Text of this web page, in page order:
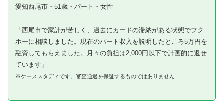
愛知西尾市・51歳・パート・女性
「西尾市で家計が苦しく、過去にカードの滞納がある状態でフク
ホーに相談しました。現在のパート収入を説明したところ5万円を
融資してもらえました。月々の負担は2,000円以下で計画的に返せ
ています」
※ケーススタディです。審査通過を保証するものではありません